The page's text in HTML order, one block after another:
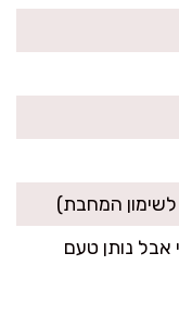
אבל נותן טעם